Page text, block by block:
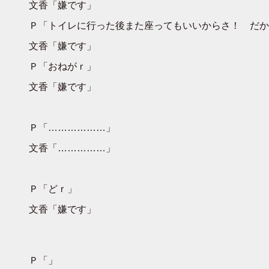
文香「嫌です」
Ｐ「トイレに行った後また座ってもいいからさ！ だか
文香「嫌です」
Ｐ「おねがｒ」
文香「嫌です」
Ｐ「………………」
文香「……………」
Ｐ「どｒ」
文香「嫌です」
Ｐ「」